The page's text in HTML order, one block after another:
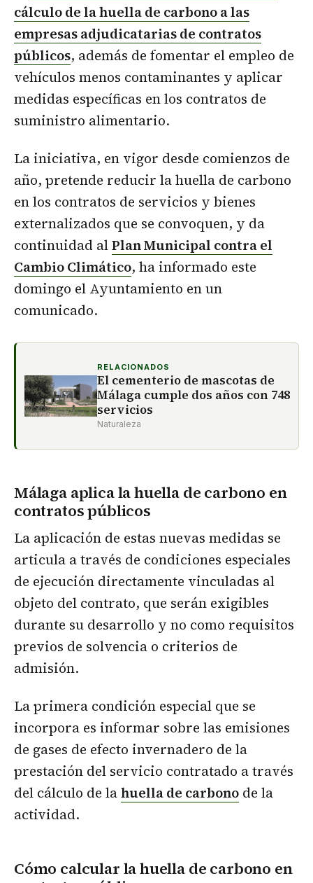
cálculo de la huella de carbono a las
empresas adjudicatarias de contratos
públicos, además de fomentar el empleo de
vehículos menos contaminantes y aplicar
medidas específicas en los contratos de
suministro alimentario.
La iniciativa, en vigor desde comienzos de
año, pretende reducir la huella de carbono
en los contratos de servicios y bienes
externalizados que se convoquen, y da
continuidad alPlan Municipal contra el
Cambio Climático, ha informado este
domingo el Ayuntamiento en un
comunicado.
RELACIONADOS
El cementerio de mascotas de
Málaga cumple dos años con 748
servicios
Naturaleza
Málaga aplica la huella de carbono en
contratos públicos
La aplicación de estas nuevas medidas se
articula a través de condiciones especiales
de ejecución directamente vinculadas al
objeto del contrato, que serán exigibles
durante su desarrollo y no como requisitos
previos de solvencia o criterios de
admisión.
La primera condición especial que se
incorpora es informar sobre las emisiones
de gases de efecto invernadero de la
prestación del servicio contratado a través
del cálculo de lahuella de carbono de la
actividad.
Cómo calcular la huella de carbono en